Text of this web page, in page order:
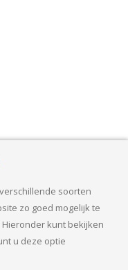
liefst wel zo
wilt starten met een
op basis van gedegen
of een helder advies
soorten
zo goed mogelijk te
kunt bekijken
u deze optie